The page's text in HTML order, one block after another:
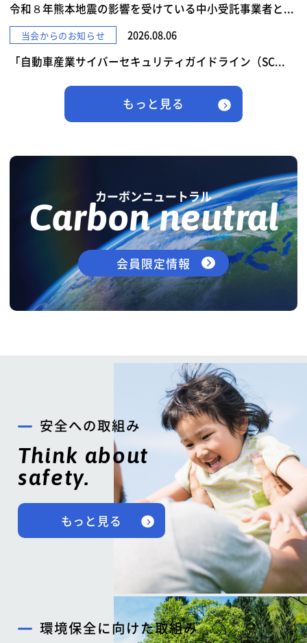
令和８年熊本地震の影響を受けている中小受託事業者と...
当会からのお知らせ 2026.08.06
「自動車産業サイバーセキュリティガイドライン（SC...
もっと見る
カーボンニュートラル
Carbon neutral
会員限定情報
安全への取組み
Think about
safety.
もっと見る
環境保全に向けた取組み